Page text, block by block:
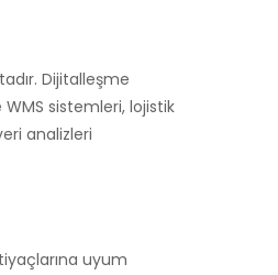
Dijitalleşme
sistemleri, lojistik
analizleri
uyum